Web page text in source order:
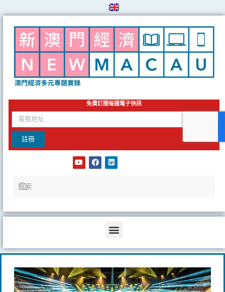
to
content
免費訂閱每週電子快訊
email
註冊
Y
o
F
a
L
i
Menu